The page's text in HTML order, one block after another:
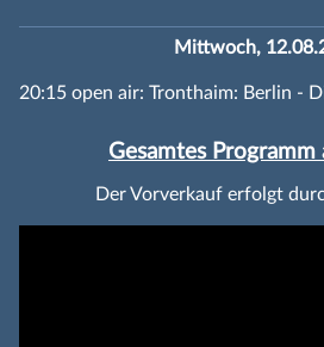
Mittwoch,
20:15 open air: Tronthaim: Berlin -
Gesamtes Programm
Der Vorverkauf erfolgt